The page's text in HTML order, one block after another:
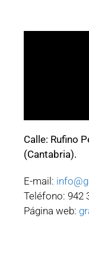
Calle: Rufino
(Cantabria).
E-mail:
Teléfono: 942
Página web: